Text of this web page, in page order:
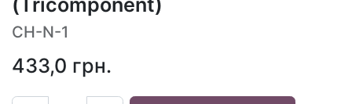
(Tricomponent)
CH-N-1
433,0 грн.